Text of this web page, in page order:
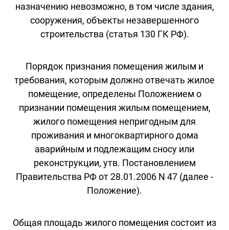
назначению невозможно, в том числе здания,
сооружения, объекты незавершенного
строительства (статья 130 ГК РФ).
Порядок признания помещения жилым и
требования, которым должно отвечать жилое
помещение, определены Положением о
признании помещения жилым помещением,
жилого помещения непригодным для
проживания и многоквартирного дома
аварийным и подлежащим сносу или
реконструкции, утв. Постановлением
Правительства РФ от 28.01.2006 N 47 (далее -
Положение).
Общая площадь жилого помещения состоит из